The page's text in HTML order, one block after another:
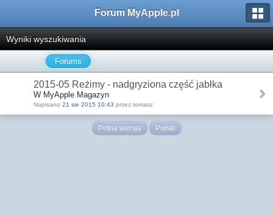
Forum MyApple.pl
Wyniki wyszukiwania
Forums
2015-05 Reżimy - nadgryziona część jabłka
W MyApple Magazyn
Napisano 21 sie 2015 10:43 przez tomasz
Pełna wersja Polski